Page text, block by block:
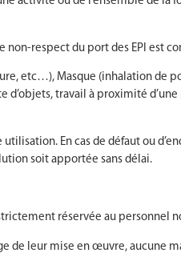
respect du port des EPI est
etc…), Masque (inhalation
travail à proximité
utilisation. En cas de défaut ou
soit apportée sans délai.
réservée au
de leur mise en œuvre,